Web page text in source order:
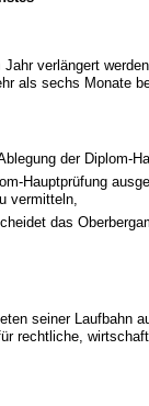
verlängert
als sechs Monate
der Diplom-
Hauptprüfung
vermitteln,
das
seiner Laufbahn
rechtliche,